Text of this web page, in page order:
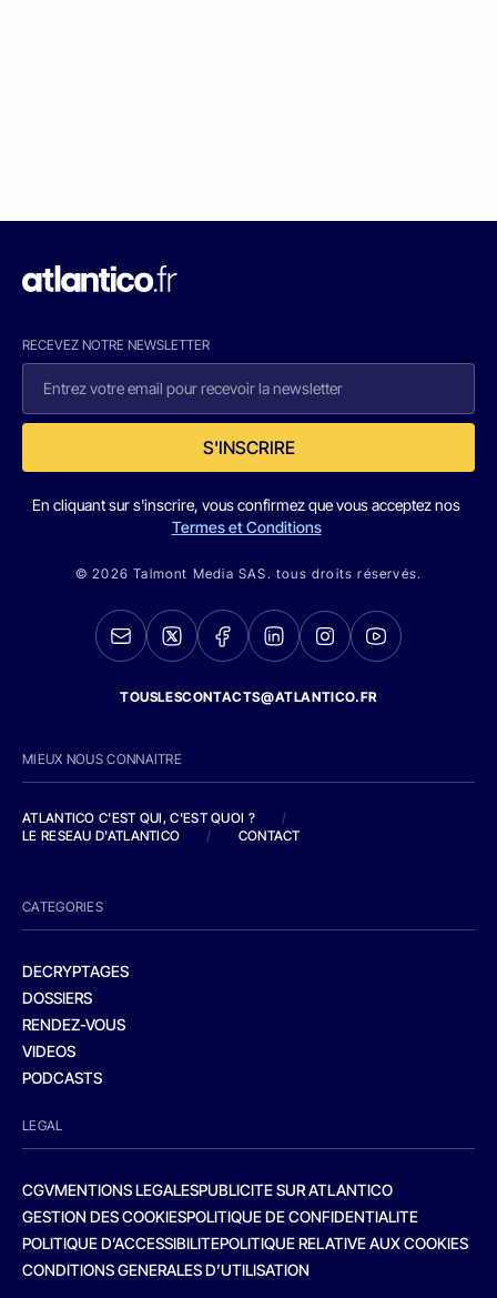
RECEVEZ NOTRE NEWSLETTER
S'INSCRIRE
En cliquant sur s'inscrire, vous confirmez que vous acceptez nos
Termes et Conditions
© 2026 Talmont Media SAS. tous droits réservés.
TOUSLESCONTACTS@ATLANTICO.FR
MIEUX NOUS CONNAITRE
ATLANTICO C'EST QUI, C'EST QUOI ?
/
LE RESEAU D'ATLANTICO
/ CONTACT
CATEGORIES
DECRYPTAGES
DOSSIERS
RENDEZ-VOUS
VIDEOS
PODCASTS
LEGAL
CGVMENTIONS LEGALESPUBLICITE SUR ATLANTICO
GESTION DES COOKIESPOLITIQUE DE CONFIDENTIALITE
POLITIQUE D’ACCESSIBILITEPOLITIQUE RELATIVE AUX COOKIES
CONDITIONS GENERALES D’UTILISATION